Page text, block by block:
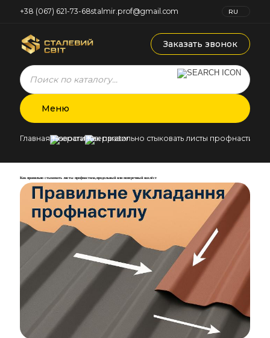
+38 (067) 621-73-68stalmir.prof@gmail.com
RU
Заказать звонок
Products
search
Меню
Главная Новости Как правильно стыковать листы
Как правильно стыковать листы профнастила,продольный или поперечный нахлёст